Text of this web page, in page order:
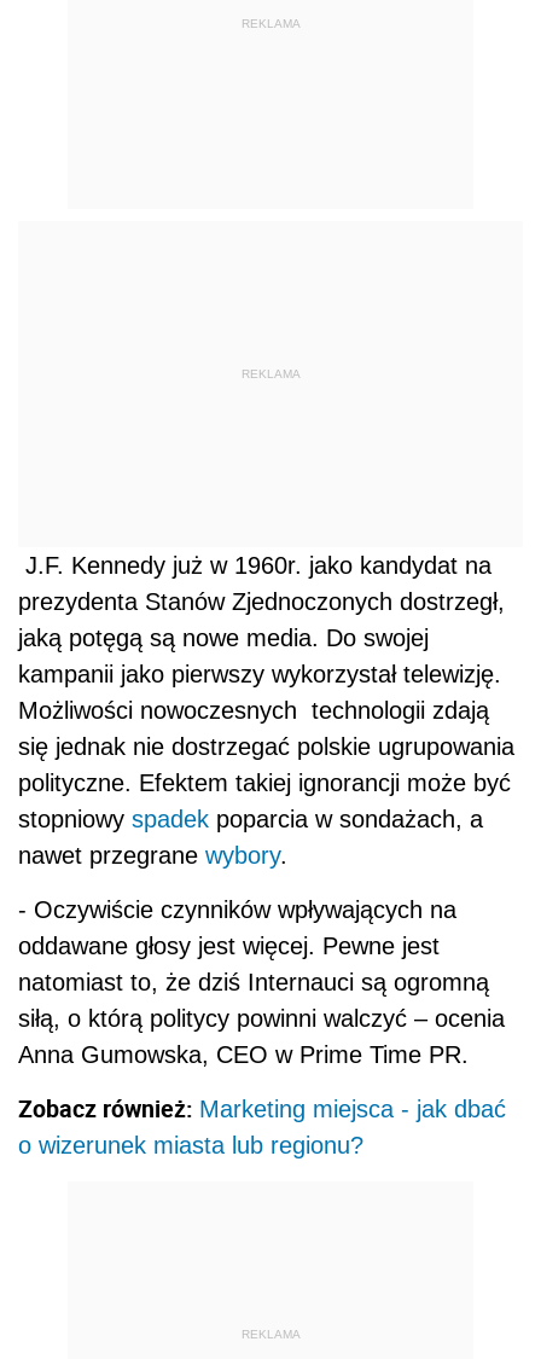
REKLAMA
REKLAMA
J.F. Kennedy już w 1960r. jako kandydat na
prezydenta Stanów Zjednoczonych dostrzegł,
jaką potęgą są nowe media. Do swojej
kampanii jako pierwszy wykorzystał telewizję.
Możliwości nowoczesnych technologii zdają
się jednak nie dostrzegać polskie ugrupowania
polityczne. Efektem takiej ignorancji może być
stopniowy spadek poparcia w sondażach, a
nawet przegrane wybory.
- Oczywiście czynników wpływających na
oddawane głosy jest więcej. Pewne jest
natomiast to, że dziś Internauci są ogromną
siłą, o którą politycy powinni walczyć – ocenia
Anna Gumowska, CEO w Prime Time PR.
Zobacz również: Marketing miejsca - jak dbać
o wizerunek miasta lub regionu?
REKLAMA